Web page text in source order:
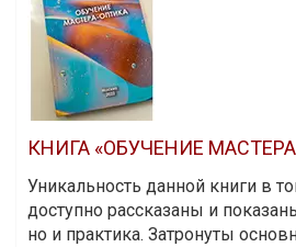
КНИГА «ОБУЧЕНИЕ
Уникальность данной книги в
доступно рассказаны и
но и практика. Затронуты